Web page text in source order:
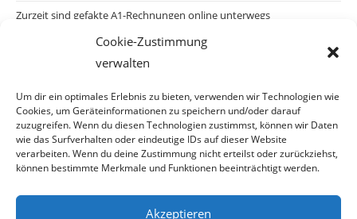
Cookie-Zustimmung
verwalten
Um dir ein optimales Erlebnis zu bieten, verwenden wir Technologien wie
Cookies, um Geräteinformationen zu speichern und/oder darauf
zuzugreifen. Wenn du diesen Technologien zustimmst, können wir Daten
wie das Surfverhalten oder eindeutige IDs auf dieser Website
verarbeiten. Wenn du deine Zustimmung nicht erteilst oder zurückziehst,
können bestimmte Merkmale und Funktionen beeinträchtigt werden.
Akzeptieren
Zurzeit sind gefakte A1-Rechnungen online unterwegs
Salzburgs Juden und ihre Sicherheit: „Erst nach einem Anschlag wäre
die Gefahr endlich konkret!“
Biologisches Wunder in Ceuta
Ein vermeintliches Abschiebemärchen
Archiv